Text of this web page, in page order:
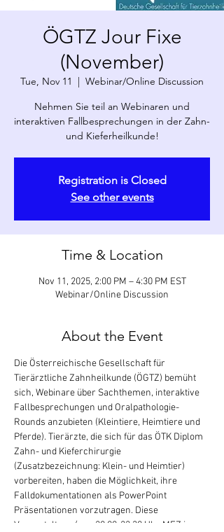
ÖGTZ Jour Fixe
(November)
Tue, Nov 11
  |
Webinar/Online Discussion
Nehmen Sie teil an Webinaren und
interaktiven Fallbesprechungen in der Zahn-
und Kieferheilkunde!
Registration is Closed
See other events
Time & Location
Nov 11, 2025, 2:00 PM – 4:30 PM EST
Webinar/Online Discussion
About the Event
Die Österreichische Gesellschaft für
Tierärztliche Zahnheilkunde (ÖGTZ) bemüht
sich, Webinare über Sachthemen, interaktive
Fallbesprechungen und Oralpathologie-
Rounds anzubieten (Kleintiere, Heimtiere und
Pferde). Tierärzte, die sich für das ÖTK Diplom
Zahn- und Kieferchirurgie
(Zusatzbezeichnung: Klein- und Heimtier)
vorbereiten, haben die Möglichkeit, ihre
Falldokumentationen als PowerPoint
Präsentationen vorzutragen. Diese
Veranstaltung (von 20:00-22:30 Uhr MEZ in